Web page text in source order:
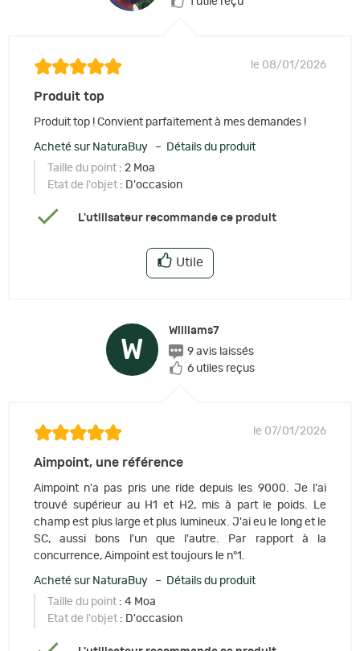
le 08/01/2026
Produit top
Produit top ! Convient parfaitement à mes demandes !
Acheté sur NaturaBuy – Détails du produit
Taille du point : 2 Moa
Etat de l'objet : D'occasion
L'utilisateur recommande ce produit
Utile
W
Williams7
9 avis laissés
6 utiles reçus
le 07/01/2026
Aimpoint, une référence
Aimpoint n'a pas pris une ride depuis les 9000. Je l'ai
trouvé supérieur au H1 et H2, mis à part le poids. Le
champ est plus large et plus lumineux. J'ai eu le long et le
SC, aussi bons l'un que l'autre. Par rapport à la
concurrence, Aimpoint est toujours le n°1.
Acheté sur NaturaBuy – Détails du produit
Taille du point : 4 Moa
Etat de l'objet : D'occasion